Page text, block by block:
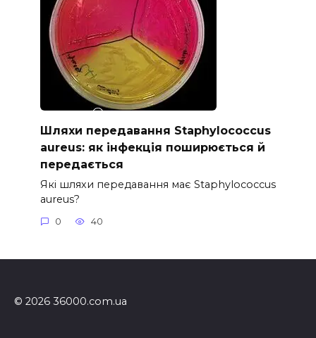
Шляхи передавання Staphylococcus
aureus: як інфекція поширюється й
передається
Які шляхи передавання має Staphylococcus
aureus?
0 40
© 2026 36000.com.ua